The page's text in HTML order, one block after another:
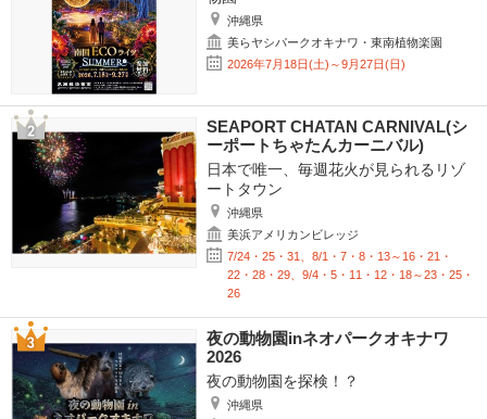
沖縄県
美らヤシパークオキナワ・東南植物楽園
2026年7月18日(土)～9月27日(日)
SEAPORT CHATAN CARNIVAL(シ
ーポートちゃたんカーニバル)
日本で唯一、毎週花火が見られるリゾ
ートタウン
沖縄県
美浜アメリカンビレッジ
7/24・25・31、8/1・7・8・13～16・21・
22・28・29、9/4・5・11・12・18～23・25・
26
夜の動物園inネオパークオキナワ
2026
夜の動物園を探検！？
沖縄県